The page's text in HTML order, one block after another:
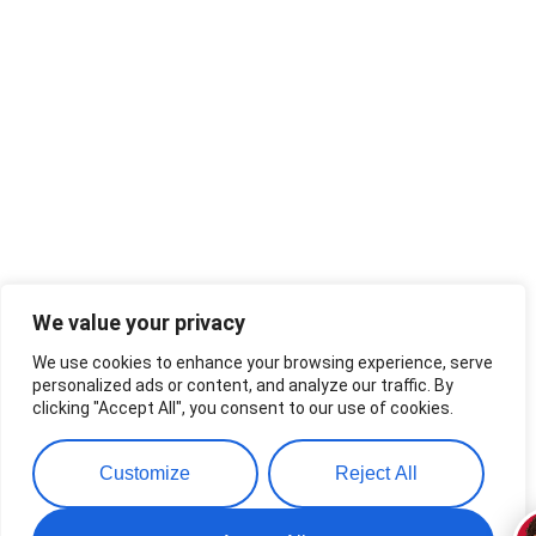
We value your privacy
We use cookies to enhance your browsing experience, serve
personalized ads or content, and analyze our traffic. By
clicking "Accept All", you consent to our use of cookies.
Customize Reject All